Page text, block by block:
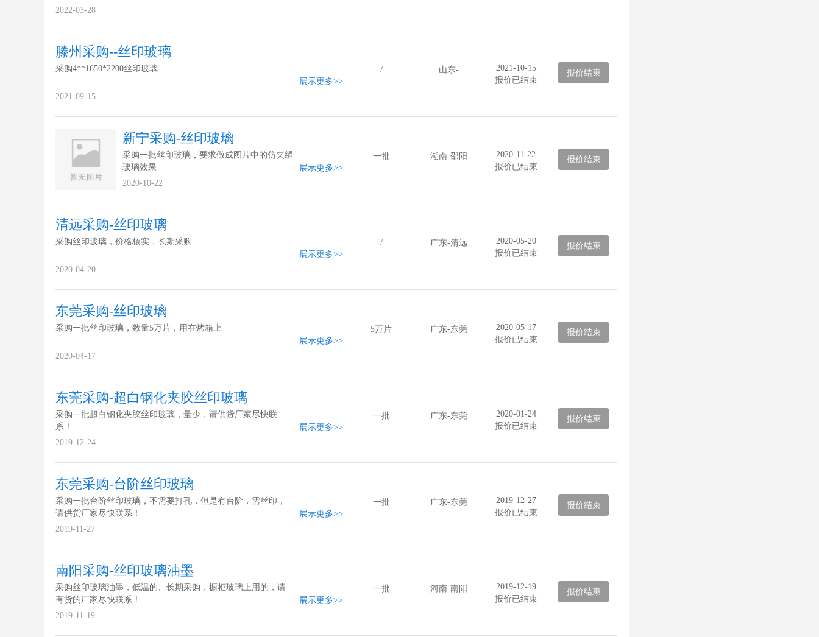
2022-03-28
滕州采购--丝印玻璃
采购4**1650*2200丝印玻璃
展示更多>>
2021-09-15
/ 山东-
2021-10-15
报价已结束
报价结束
新宁采购-丝印玻璃
采购一批丝印玻璃，要求做成图片中的仿夹绢
玻璃效果
展示更多>>
2020-10-22
一批 湖南-邵阳
2020-11-22
报价已结束
报价结束
清远采购-丝印玻璃
采购丝印玻璃，价格核实，长期采购
展示更多>>
2020-04-20
/ 广东-清远
2020-05-20
报价已结束
报价结束
东莞采购-丝印玻璃
采购一批丝印玻璃，数量5万片，用在烤箱上
展示更多>>
2020-04-17
5万片 广东-东莞
2020-05-17
报价已结束
报价结束
东莞采购-超白钢化夹胶丝印玻璃
采购一批超白钢化夹胶丝印玻璃，量少，请供货厂家尽快联
系！
展示更多>>
2019-12-24
一批 广东-东莞
2020-01-24
报价已结束
报价结束
东莞采购-台阶丝印玻璃
采购一批台阶丝印玻璃，不需要打孔，但是有台阶，需丝印，
请供货厂家尽快联系！
展示更多>>
2019-11-27
一批 广东-东莞
2019-12-27
报价已结束
报价结束
南阳采购-丝印玻璃油墨
采购丝印玻璃油墨，低温的、长期采购，橱柜玻璃上用的，请
有货的厂家尽快联系！
展示更多>>
2019-11-19
一批 河南-南阳
2019-12-19
报价已结束
报价结束